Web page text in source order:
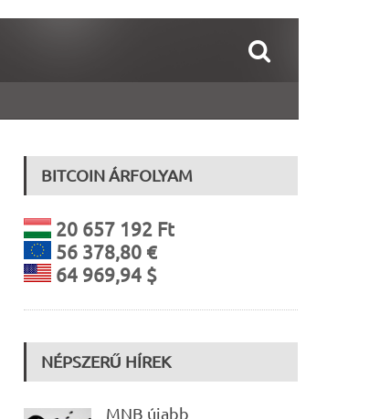
BITCOIN ÁRFOLYAM
20 657 192 Ft
56 378,80 €
64 969,94 $
NÉPSZERŰ HÍREK
MNB újabb